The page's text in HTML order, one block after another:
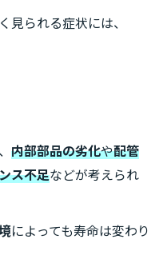
見られる症状には、
内部部品の劣化や配管
ス不足などが考えられ
によっても寿命は変わり